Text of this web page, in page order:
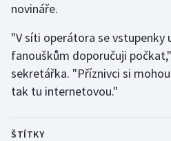
novináře.
"V síti operátora se vstupenky
fanouškům doporučuji
sekretářka. "Příznivci si
tak tu internetovou."
ŠTÍTKY